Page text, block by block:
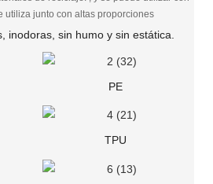
utiliza junto con altas proporciones
inodoras, sin humo y sin estática.
PE
TPU